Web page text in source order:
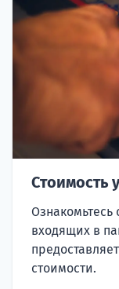
Стоимость
Ознакомьтесь
входящих в
стоимости.